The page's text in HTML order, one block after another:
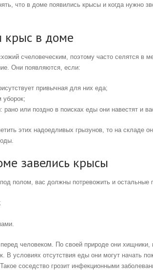
что в доме появились крысы и когда нужно
крыс в доме
счеловеческим, поэтому часто селятся в
Они появляются, если:
привычная для них еда;
уборок;
или поздно в поисках еды они навестят и
этих надоедливых грызунов, то на складе
завелись крысы
полом, вас должны потревожить и остальные
человеком. По своей природе они хищники,
В условиях отсутствия еды они могут начать
соседство грозит инфекционными